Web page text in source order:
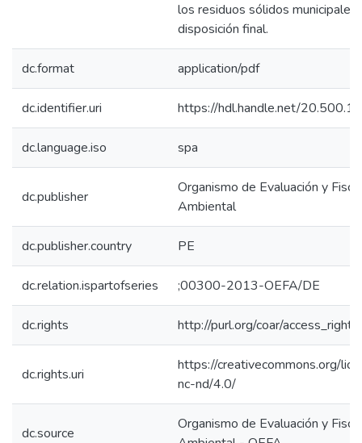
los residuos sólidos municipales
disposición final.
dc.format application/pdf
dc.identifier.uri https://hdl.handle.net/
dc.language.iso spa
dc.publisher
Organismo de Evaluación y
Ambiental
dc.publisher.country PE
dc.relation.ispartofseries ;00300-2013-OEFA/DE
dc.rights http://purl.org/coar/access_right/
dc.rights.uri
https://creativecommons.org/
nc-nd/4.0/
dc.source
Organismo de Evaluación y